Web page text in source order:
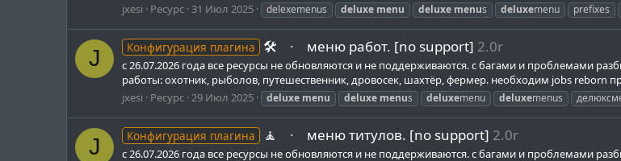
jxesi
Ресурс 31 Июл 2025 delexemenus deluxe menu deluxe menus deluxemenu prefixes
J Конфигурация плагина 🛠️⠀ ∙⠀ меню работ. [no support] 2.0r
с 26.07.2026 года все ресурсы не обновляются и не поддерживаются. с багами и проблемами
работы: охотник, рыболов, путешественник, дровосек, шахтёр, фермер. необходим jobs reborn
jxesi
Ресурс 29 Июл 2025 deluxe menu deluxe menus deluxemenu deluxemenus
J Конфигурация плагина 🧘⠀ ∙⠀ меню титулов. [no support] 2.0r
с 26.07.2026 года все ресурсы не обновляются и не поддерживаются. с багами и проблемами